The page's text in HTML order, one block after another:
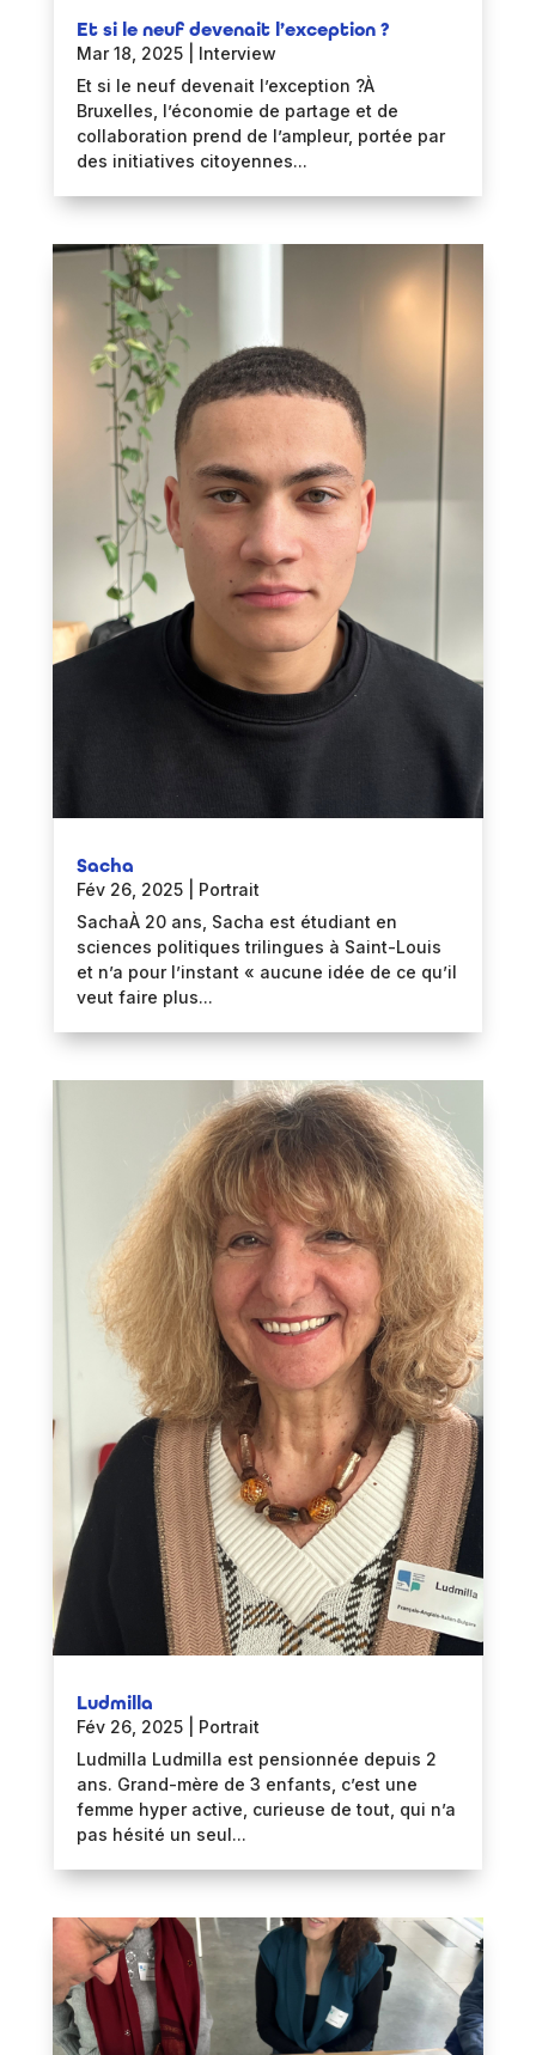
Et si le neuf devenait l’exception ?
Mar 18, 2025| Interview
Et si le neuf devenait l’exception ?À
Bruxelles, l’économie de partage et de
collaboration prend de l’ampleur, portée par
des initiatives citoyennes...
Sacha
Fév 26, 2025| Portrait
SachaÀ 20 ans, Sacha est étudiant en
sciences politiques trilingues à Saint-Louis
et n’a pour l’instant « aucune idée de ce qu’il
veut faire plus...
Ludmilla
Fév 26, 2025| Portrait
Ludmilla Ludmilla est pensionnée depuis 2
ans. Grand-mère de 3 enfants, c’est une
femme hyper active, curieuse de tout, qui n’a
pas hésité un seul...